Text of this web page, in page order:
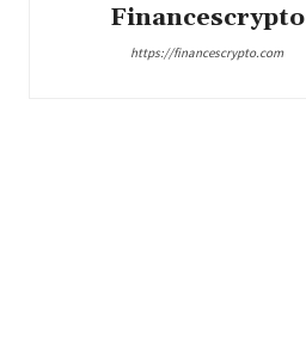
Financescrypto
https://financescrypto.com